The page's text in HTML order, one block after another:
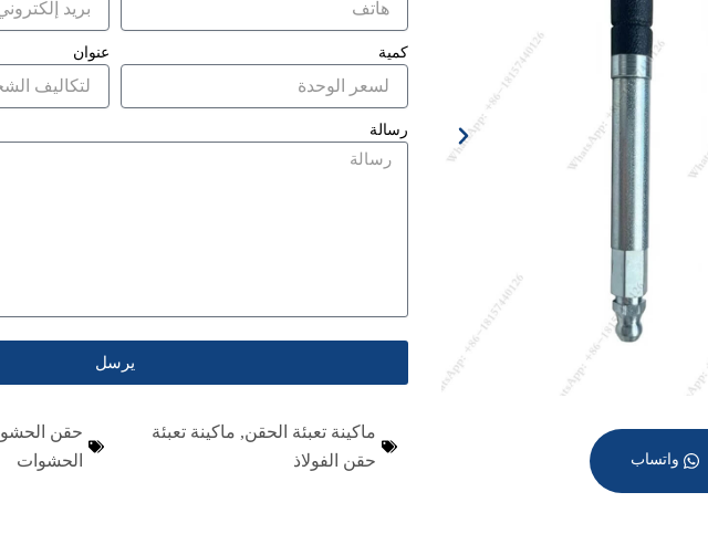
واتساب
كمية عنوان
رسالة
يرسل
ماكينة تعبئة الحقن, ماكينة تعبئة
حقن الفولاذ
حقن الحشو
الحشوات